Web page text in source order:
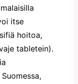
itse
hoitoa,
tabletein).